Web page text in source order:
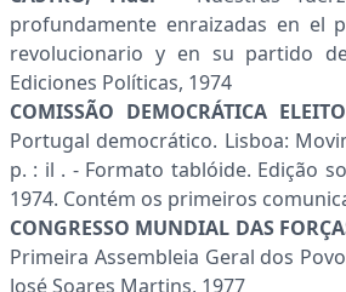
profundamente enraizadas en el
revolucionario y en su partido
Ediciones Políticas, 1974
COMISSÃO DEMOCRÁTICA
Portugal democrático. Lisboa:
p. : il . - Formato tablóide. Edição
1974. Contém os primeiros
CONGRESSO MUNDIAL DAS
Primeira Assembleia Geral dos
José Soares Martins, 1977